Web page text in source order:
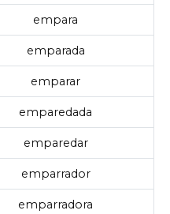
empara
emparada
emparar
emparedada
emparedar
emparrador
emparradora